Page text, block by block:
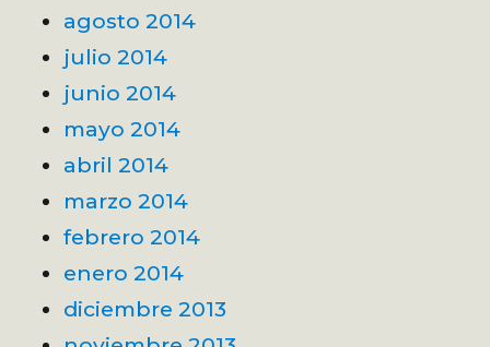
agosto 2014
julio 2014
junio 2014
mayo 2014
abril 2014
marzo 2014
febrero 2014
enero 2014
diciembre 2013